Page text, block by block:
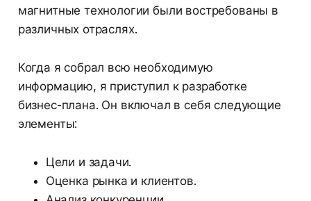
магнитные технологии были востребованы в
различных отраслях.
Когда я собрал всю необходимую
информацию, я приступил к разработке
бизнес-плана. Он включал в себя следующие
элементы:
Цели и задачи.
Оценка рынка и клиентов.